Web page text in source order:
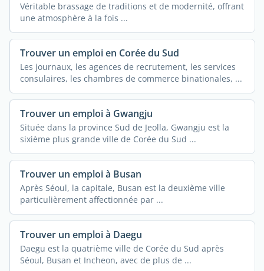
Véritable brassage de traditions et de modernité, offrant
une atmosphère à la fois ...
Trouver un emploi en Corée du Sud
Les journaux, les agences de recrutement, les services
consulaires, les chambres de commerce binationales, ...
Trouver un emploi à Gwangju
Située dans la province Sud de Jeolla, Gwangju est la
sixième plus grande ville de Corée du Sud ...
Trouver un emploi à Busan
Après Séoul, la capitale, Busan est la deuxième ville
particulièrement affectionnée par ...
Trouver un emploi à Daegu
Daegu est la quatrième ville de Corée du Sud après
Séoul, Busan et Incheon, avec de plus de ...